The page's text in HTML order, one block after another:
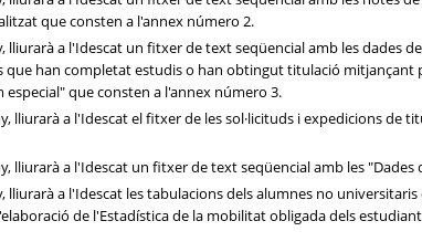
que consten a l'annex número 2.
lliurarà a l'Idescat un fitxer de text seqüencial amb les dades
han completat estudis o han obtingut titulació mitjançant
que consten a l'annex número 3.
lliurarà a l'Idescat el fitxer de les sol·licituds i expedicions
lliurarà a l'Idescat un fitxer de text seqüencial amb les
a l'Idescat les tabulacions dels alumnes no
de l'Estadística de la mobilitat obligada dels